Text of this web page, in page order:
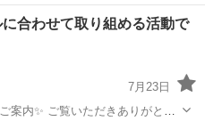
ズケーキ) 🌟チーズinカレーパン
ーキ✨味は癖のないサッパリし
その他 スイーツ
合わせて取り組める活動で
7月23日
ありがとう